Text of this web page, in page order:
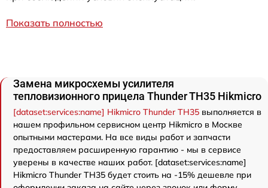
Показать полностью
Замена микросхемы усилителя
тепловизионного прицела Thunder TH35 Hikmicro
[dataset:services:name] Hikmicro Thunder TH35 выполняется в
нашем профильном сервисном центр Hikmicro в Москве
опытными мастерами. На все виды работ и запчасти
предоставляем расширенную гарантию - мы в сервисе
уверены в качестве наших работ. [dataset:services:name]
Hikmicro Thunder TH35 будет стоить на -15% дешевле при